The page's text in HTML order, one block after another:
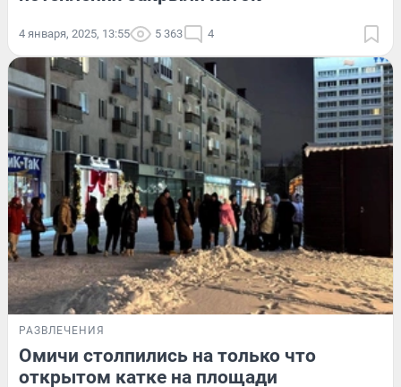
4 января, 2025, 13:55 5 363 4
РАЗВЛЕЧЕНИЯ
Омичи столпились на только что
открытом катке на площади